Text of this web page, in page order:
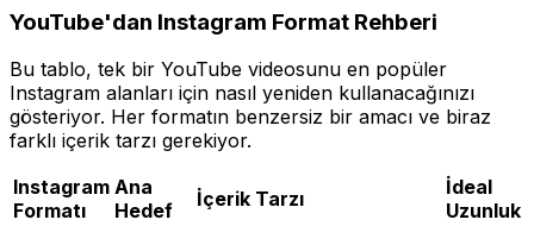
YouTube'dan Instagram Format Rehberi
Bu tablo, tek bir YouTube videosunu en popüler
Instagram alanları için nasıl yeniden kullanacağınızı
gösteriyor. Her formatın benzersiz bir amacı ve biraz
farklı içerik tarzı gerekiyor.
Instagram
Formatı
Ana
Hedef
İçerik Tarzı
İdeal
Uzunluk